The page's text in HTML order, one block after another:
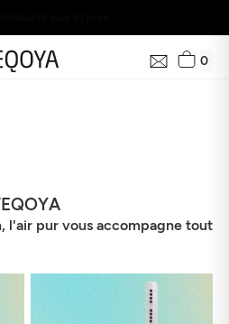
0
l'air pur vous accompagne tout